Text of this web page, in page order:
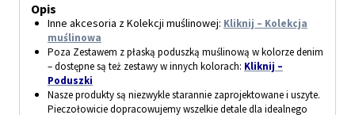
Opis
Inne akcesoria z Kolekcji muślinowej: Kliknij – Kolekcja
muślinowa
Poza Zestawem z płaską poduszką muślinową w kolorze denim
– dostępne są też zestawy w innych kolorach: Kliknij –
Poduszki
Nasze produkty są niezwykle starannie zaprojektowane i uszyte.
Pieczołowicie dopracowujemy wszelkie detale dla idealnego